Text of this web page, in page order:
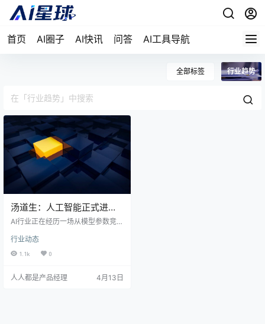
首页 AI圈子 AI快讯 问答 AI工具导航
全部标签 行业趋势
汤道生：人工智能正式进入
Harness时代
AI行业正在经历一场从模型参数竞赛
Claw的突破不在于模型训练，而是
为大模型构建了完整的工作环境，
成为驾驭AI力量的关键系统，以及为
行业动态
1.1k 0
人人都是产品经理 4月13日